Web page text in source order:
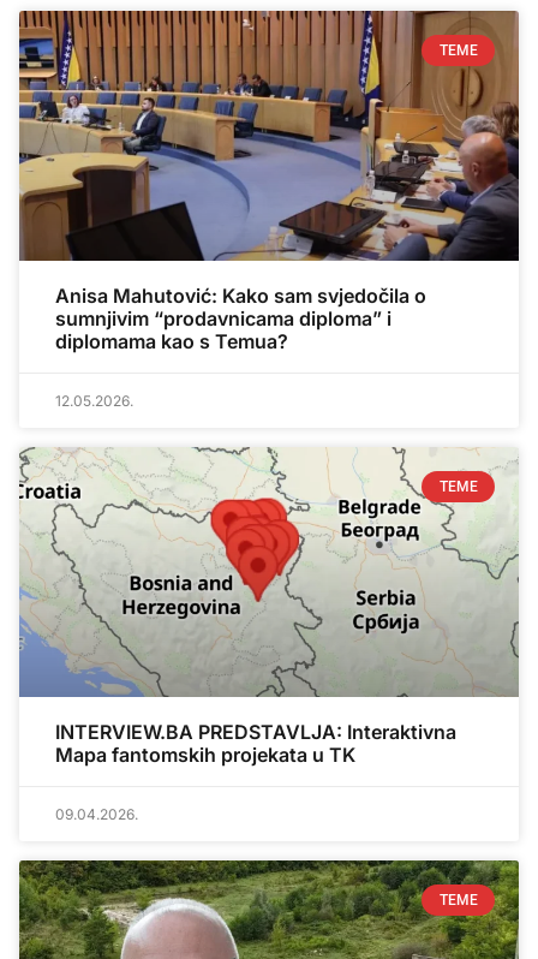
TEME
Anisa Mahutović: Kako sam svjedočila o
sumnjivim “prodavnicama diploma” i
diplomama kao s Temua?
12.05.2026.
TEME
INTERVIEW.BA PREDSTAVLJA: Interaktivna
Mapa fantomskih projekata u TK
09.04.2026.
TEME